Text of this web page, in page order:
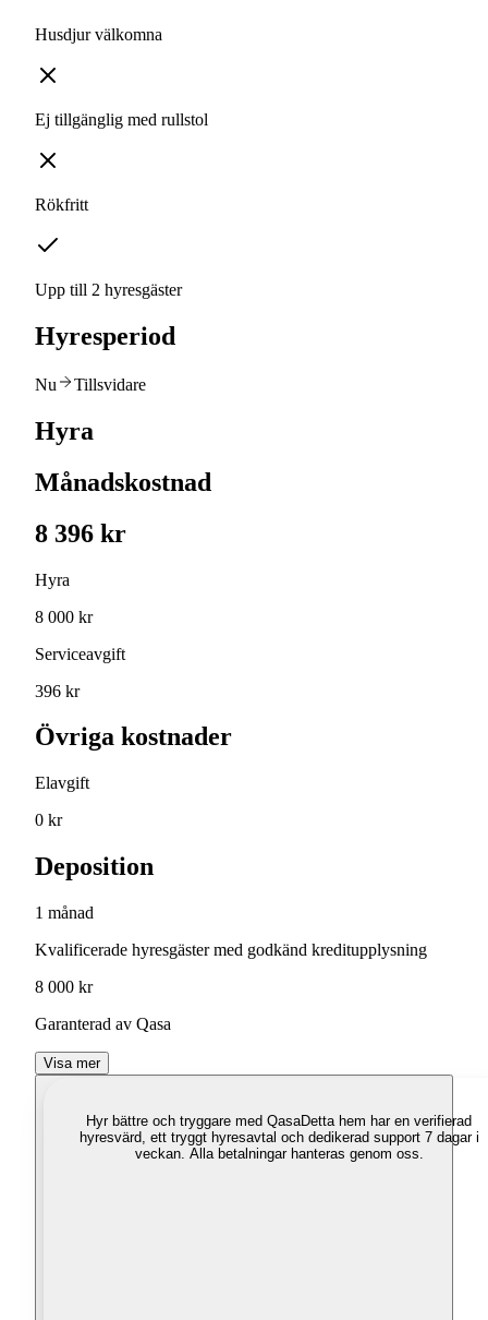
Husdjur välkomna
Ej tillgänglig med rullstol
Rökfritt
Upp till 2 hyresgäster
Hyresperiod
Nu Tillsvidare
Hyra
Månadskostnad
8 396 kr
Hyra
8 000 kr
Serviceavgift
396 kr
Övriga kostnader
Elavgift
0 kr
Deposition
1 månad
Kvalificerade hyresgäster med godkänd kreditupplysning
8 000 kr
Garanterad av Qasa
Visa mer
Hyr bättre och tryggare med QasaDetta hem har en verifierad
hyresvärd, ett tryggt hyresavtal och dedikerad support 7 dagar i
veckan. Alla betalningar hanteras genom oss.